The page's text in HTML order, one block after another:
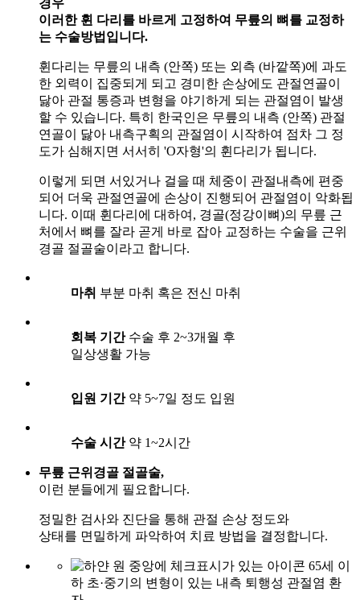
경우
이러한 휜 다리를 바르게 고정하여 무릎의 뼈를 교정하
는 수술방법입니다.
휜다리는 무릎의 내측 (안쪽) 또는 외측 (바깥쪽)에 과도
한 외력이 집중되게 되고 경미한 손상에도 관절연골이
닳아 관절 통증과 변형을 야기하게 되는 관절염이 발생
할 수 있습니다. 특히 한국인은 무릎의 내측 (안쪽) 관절
연골이 닳아 내측구획의 관절염이 시작하여 점차 그 정
도가 심해지면 서서히 'O자형'의 휜다리가 됩니다.
이렇게 되면 서있거나 걸을 때 체중이 관절내측에 편중
되어 더욱 관절연골에 손상이 진행되어 관절염이 악화됩
니다. 이때 휜다리에 대하여, 경골(정강이뼈)의 무릎 근
처에서 뼈를 잘라 곧게 바로 잡아 교정하는 수술을 근위
경골 절골술이라고 합니다.
마취 부분 마취 혹은 전신 마취
회복 기간수술 후 2~3개월 후
일상생활 가능
입원 기간약 5~7일 정도 입원
수술 시간약 1~2시간
무릎 근위경골 절골술,
이런 분들에게 필요합니다.
정밀한 검사와 진단을 통해 관절 손상 정도와
상태를 면밀하게 파악하여 치료 방법을 결정합니다.
65세 이
하 초·중기의 변형이 있는 내측 퇴행성 관절염 환